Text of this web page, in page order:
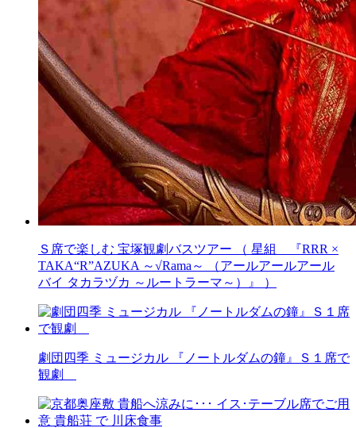
Ｓ席で楽しむ 宝塚観劇バスツアー （ 星組 『RRR ×
TAKA“R”AZUKA ～√Rama～ （アールアールアール
バイ タカラヅカ ～ルートラーマ～）』 ）
劇団四季 ミュージカル 『ノートルダムの鐘』Ｓ１席で
観劇